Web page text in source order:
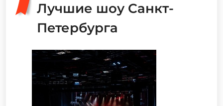
Лучшие шоу Санкт-
Петербурга